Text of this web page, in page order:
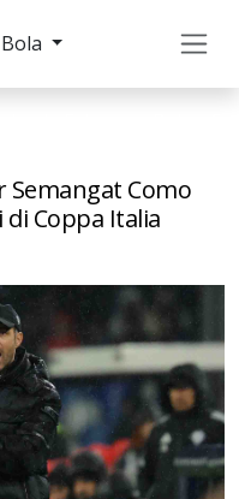
Semangat Como
Coppa Italia